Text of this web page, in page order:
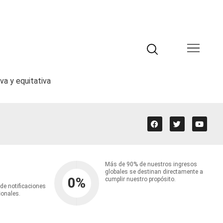
y equitativa
notificaciones
0%
Más de 90% de nuestros ingresos
globales se destinan directamente a
cumplir nuestro propósito.